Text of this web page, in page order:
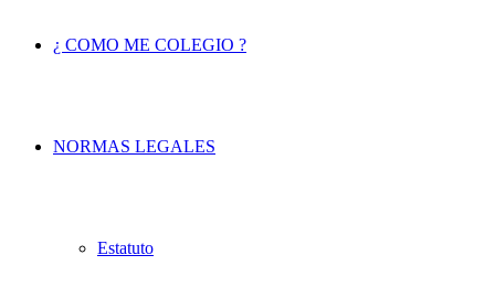
¿ COMO ME COLEGIO ?
NORMAS LEGALES
Estatuto